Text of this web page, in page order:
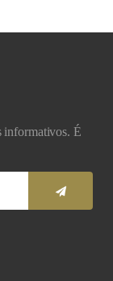
informativos. É